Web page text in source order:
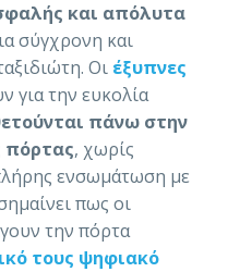
και απόλυτα
σύγχρονη και
Οι έξυπνες
για την ευκολία
πάνω στην
πόρτας, χωρίς
ενσωμάτωση με
πως οι
την πόρτα
τους ψηφιακό